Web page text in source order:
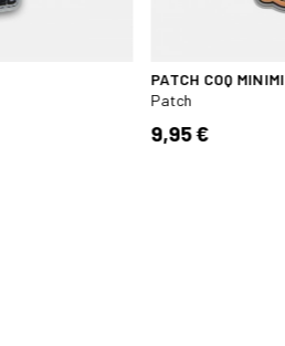
PATCH COQ MINIMI
Patch
9,95 €